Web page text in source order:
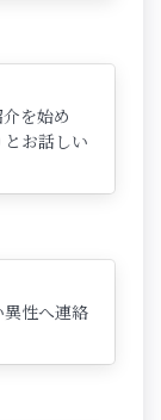
を始め
お話しい
性へ連絡